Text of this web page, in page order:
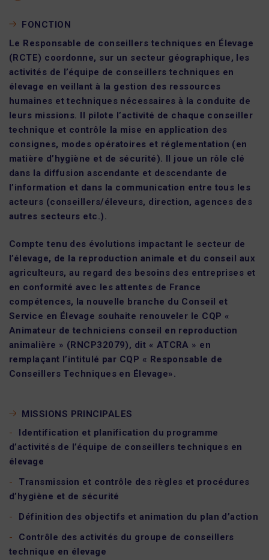
FONCTION
Le Responsable de conseillers techniques en Élevage
(RCTE) coordonne, sur un secteur géographique, les
activités de l’équipe de conseillers techniques en
élevage en veillant à la gestion des ressources
humaines et techniques nécessaires à la conduite de
leurs missions. Il pilote l’activité de chaque conseiller
technique et contrôle la mise en application des
consignes, modes opératoires et réglementation (en
matière d’hygiène et de sécurité). Il joue un rôle clé
dans la diffusion ascendante et descendante de
l’information et dans la communication entre tous les
acteurs (conseillers/éleveurs, direction, agences des
autres secteurs etc.).
Compte tenu des évolutions impactant le secteur de
l’élevage, de la reproduction animale et du conseil aux
agriculteurs, au regard des besoins des entreprises et
en conformité avec les attentes de France
compétences, la nouvelle branche du Conseil et
Service en Élevage souhaite renouveler le CQP «
Animateur de techniciens conseil en reproduction
animalière » (RNCP32079), dit « ATCRA » en
remplaçant l’intitulé par CQP « Responsable de
Conseillers Techniques en Élevage».
MISSIONS PRINCIPALES
Identification et planification du programme
d’activités de l’équipe de conseillers techniques en
élevage
Transmission et contrôle des règles et procédures
d’hygiène et de sécurité
Définition des objectifs et animation du plan d’action
Contrôle des activités du groupe de conseillers
technique en élevage